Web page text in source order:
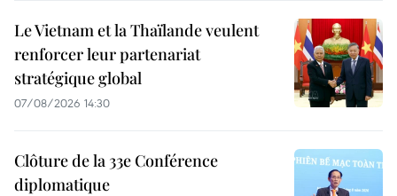
Le Vietnam et la Thaïlande veulent
renforcer leur partenariat
stratégique global
07/08/2026 14:30
Clôture de la 33e Conférence
diplomatique